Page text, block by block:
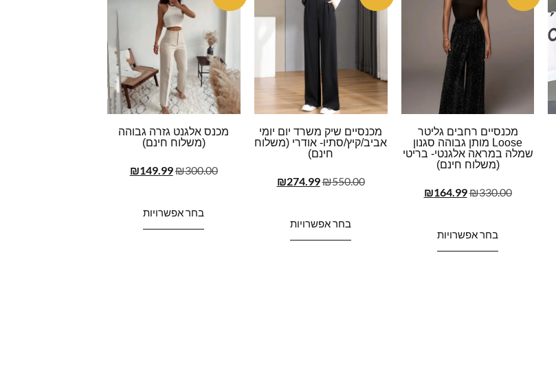
מכנסיים רחבים גליטר
Loose מותן גבוהה סגנון
שמלה במראה אלגנטי- בריטי
(משלוח חינם)
₪330.00
₪164.99
בחר אפשרויות
מכנסיים שיק משרד יום יומי
אביב/קיץ/סתיו- אודרי (משלוח
חינם)
₪550.00
₪274.99
בחר אפשרויות
מכנס אלגנט גזרה גבוהה
(משלוח חינם)
₪300.00
₪149.99
בחר אפשרויות